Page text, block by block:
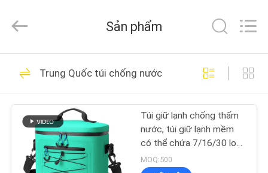
TRANG
CHỦ
CÁC
SẢN
PHẨM
Limited.
Developed
Vỏ cứng EVA
68
Sản phẩm
Trung Quốc túi chống nước
Túi giữ lạnh chống thấm
nước, túi giữ lạnh mềm
có thể chứa 7/16/30 lon,
nhỏ gọn, cách nhiệt, dùng
để đựng đồ ăn trưa hàng
MOQ:500